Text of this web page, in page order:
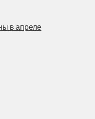
в апреле